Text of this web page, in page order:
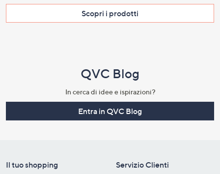
Scopri i prodotti​
QVC Blog
In cerca di idee e ispirazioni?
Entra in QVC Blog
Il tuo shopping Servizio Clienti